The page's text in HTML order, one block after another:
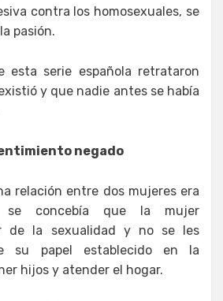
contra los homosexuales, se
pasión.
esta serie española retrataron
y que nadie antes se había
negado
relación entre dos mujeres era
se concebía que la mujer
de la sexualidad y no se les
su papel establecido en la
hijos y atender el hogar.